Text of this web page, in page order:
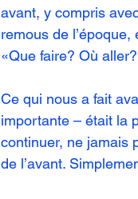
avant, y compris
remous de
«Que faire? Où
Ce qui nous a fait
importante – était la
continuer, ne jamais
de l’avant.